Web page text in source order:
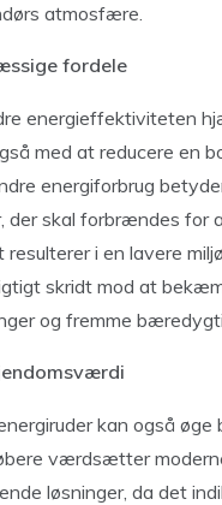
atmosfære.
fordele
energieffektiviteten
med at reducere en
energiforbrug
skal forbrændes for
resulterer i en lavere
skridt mod at
og fremme
kan også øge
værdsætter
løsninger, da det